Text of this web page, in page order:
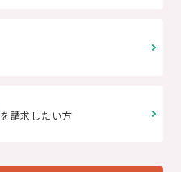
を請求したい方